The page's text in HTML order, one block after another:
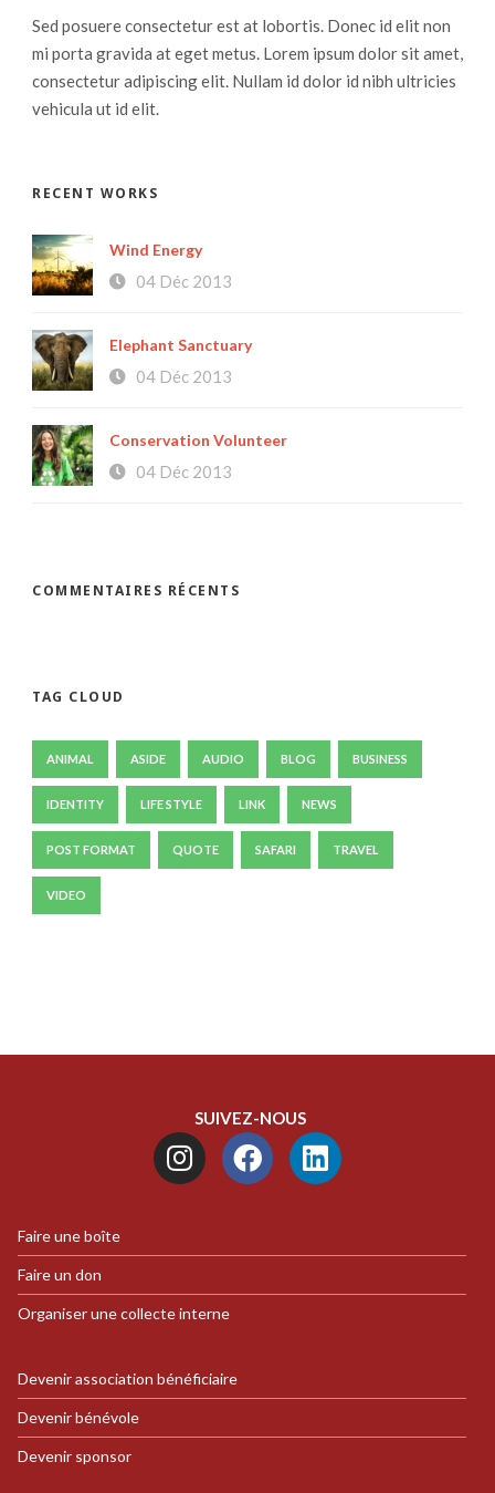
Sed posuere consectetur est at lobortis. Donec id elit non
mi porta gravida at eget metus. Lorem ipsum dolor sit amet,
consectetur adipiscing elit. Nullam id dolor id nibh ultricies
vehicula ut id elit.
RECENT WORKS
Wind Energy
04 Déc 2013
Elephant Sanctuary
04 Déc 2013
Conservation Volunteer
04 Déc 2013
COMMENTAIRES RÉCENTS
TAG CLOUD
ANIMAL ASIDE AUDIO BLOG BUSINESS
IDENTITY LIFE STYLE LINK NEWS
POST FORMAT QUOTE SAFARI TRAVEL
VIDEO
SUIVEZ-NOUS
Faire une boîte
Faire un don
Organiser une collecte interne
Devenir association bénéficiaire
Devenir bénévole
Devenir sponsor